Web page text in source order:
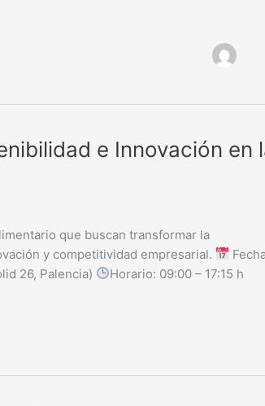
e Innovación en
que buscan transformar la
y competitividad empresarial.
26, Palencia)
Horario: 09:00 – 17:15 h